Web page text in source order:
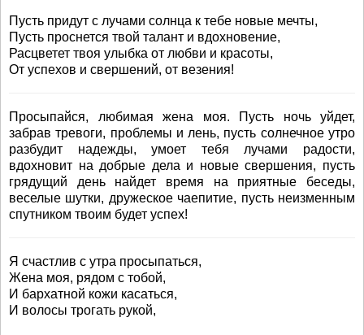
Пусть придут с лучами солнца к тебе новые мечты,
Пусть проснется твой талант и вдохновение,
Расцветет твоя улыбка от любви и красоты,
От успехов и свершений, от везения!
Просыпайся, любимая жена моя. Пусть ночь уйдет,
забрав тревоги, проблемы и лень, пусть солнечное утро
разбудит надежды, умоет тебя лучами радости,
вдохновит на добрые дела и новые свершения, пусть
грядущий день найдет время на приятные беседы,
веселые шутки, дружеское чаепитие, пусть неизменным
спутником твоим будет успех!
Я счастлив с утра просыпаться,
Жена моя, рядом с тобой,
И бархатной кожи касаться,
И волосы трогать рукой,